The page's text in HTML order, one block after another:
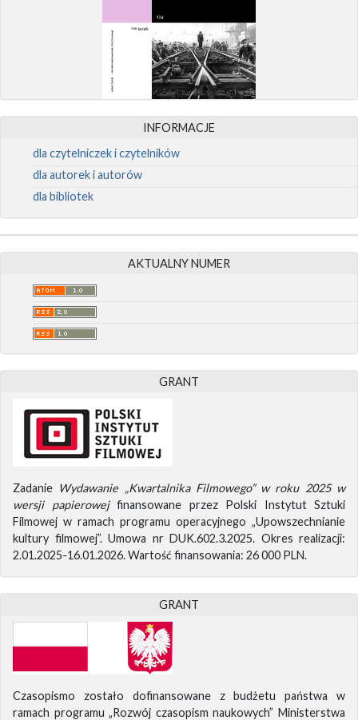
INFORMACJE
dla czytelniczek i czytelników
dla autorek i autorów
dla bibliotek
AKTUALNY NUMER
GRANT
Zadanie Wydawanie „Kwartalnika Filmowego” w roku 2025 w
wersji papierowejfinansowane przez Polski Instytut Sztuki
Filmowej w ramach programu operacyjnego „Upowszechnianie
kultury filmowej”. Umowa nr DUK.602.3.2025. Okres realizacji:
2.01.2025-16.01.2026. Wartość finansowania: 26 000 PLN.
GRANT
Czasopismo zostało dofinansowane z budżetu państwa w
ramach programu „Rozwój czasopism naukowych” Ministerstwa